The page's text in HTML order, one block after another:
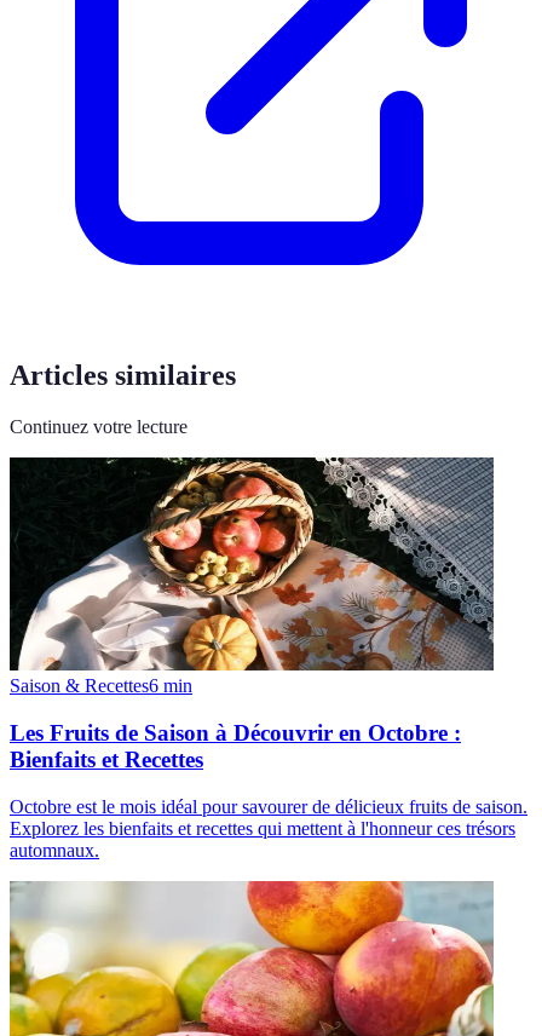
Articles similaires
Continuez votre lecture
Saison & Recettes6 min
Les Fruits de Saison à Découvrir en Octobre :
Bienfaits et Recettes
Octobre est le mois idéal pour savourer de délicieux fruits de saison.
Explorez les bienfaits et recettes qui mettent à l'honneur ces trésors
automnaux.